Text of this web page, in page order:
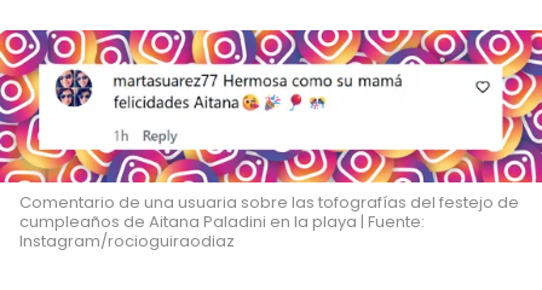
Comentario de una usuaria sobre las tofografías del festejo de
cumpleaños de Aitana Paladini en la playa | Fuente:
Instagram/rocioguiraodiaz